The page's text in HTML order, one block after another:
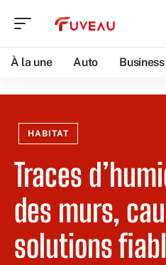
À la une Auto Business
HABITAT
Traces
des murs,
solutions